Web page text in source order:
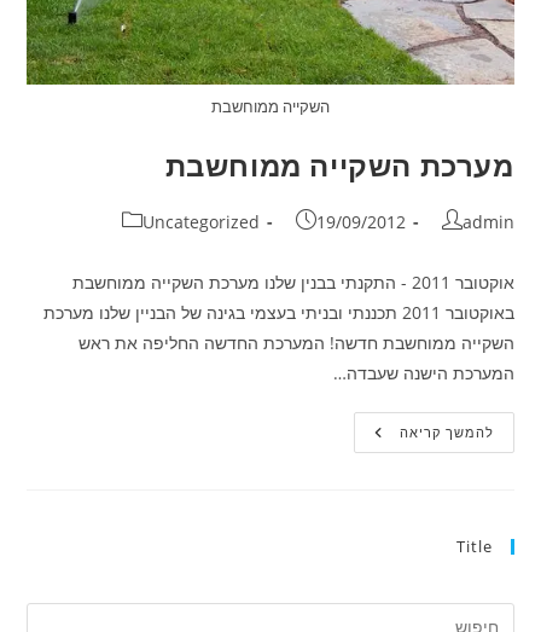
השקייה ממוחשבת
מערכת השקייה ממוחשבת
מחבר:
admin פורסם:
19/09/2012 קטגוריה:
Uncategorized
אוקטובר 2011 - התקנתי בבנין שלנו מערכת השקייה ממוחשבת
באוקטובר 2011 תכננתי ובניתי בעצמי בגינה של הבניין שלנו מערכת
השקייה ממוחשבת חדשה! המערכת החדשה החליפה את ראש
המערכת הישנה שעבדה…
להמשך קריאהמערכת
השקייה
Title